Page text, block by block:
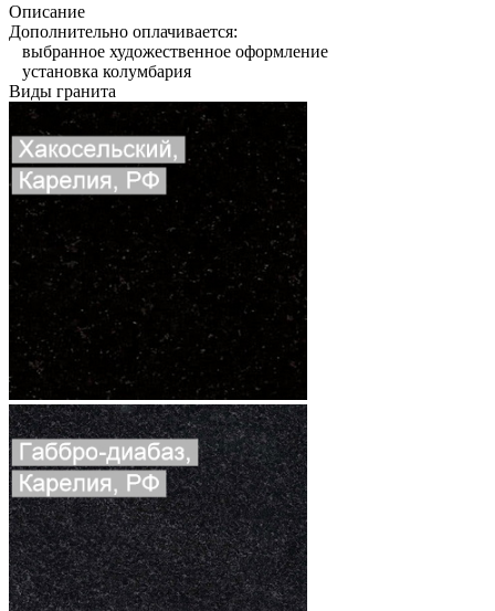
Описание
Дополнительно оплачивается:
выбранное художественное оформление
установка колумбария
Виды гранита